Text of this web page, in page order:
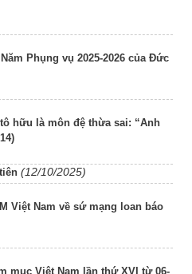
Phụng vụ 2025-2026 của Đức
hữu là môn đệ thừa sai: “Anh
(12/10/2025)
Việt Nam về sứ mạng loan báo
mục Việt Nam lần thứ XVI từ 06-